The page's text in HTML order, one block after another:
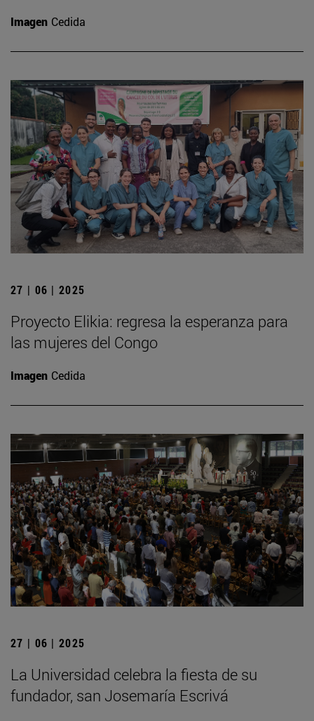
Imagen Cedida
27 | 06 | 2025
Proyecto Elikia: regresa la esperanza para
las mujeres del Congo
Imagen Cedida
27 | 06 | 2025
La Universidad celebra la fiesta de su
fundador, san Josemaría Escrivá